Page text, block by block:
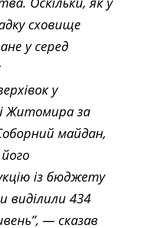
сховище
у серед
у
Житомира за
майдан,
із бюджету
виділили 434
— сказав